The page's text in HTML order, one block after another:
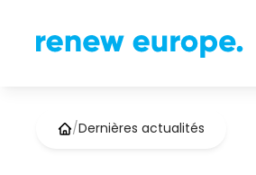
/Dernières actualités